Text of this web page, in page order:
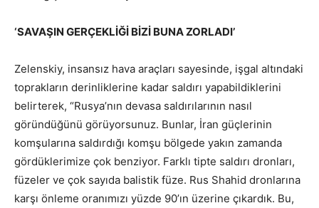
‘SAVAŞIN GERÇEKLİĞİ BİZİ BUNA ZORLADI’
Zelenskiy, insansız hava araçları sayesinde, işgal altındaki
toprakların derinliklerine kadar saldırı yapabildiklerini
belirterek, “Rusya’nın devasa saldırılarının nasıl
göründüğünü görüyorsunuz. Bunlar, İran güçlerinin
komşularına saldırdığı komşu bölgede yakın zamanda
gördüklerimize çok benziyor. Farklı tipte saldırı dronları,
füzeler ve çok sayıda balistik füze. Rus Shahid dronlarına
karşı önleme oranımızı yüzde 90’ın üzerine çıkardık. Bu,